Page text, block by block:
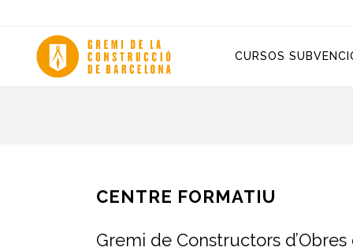
CURSOS
CENTRE FORMATIU
Gremi de Constructors